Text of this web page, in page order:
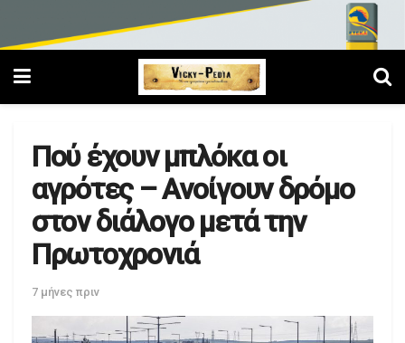
Πού έχουν μπλόκα οι
αγρότες – Ανοίγουν δρόμο
στον διάλογο μετά την
Πρωτοχρονιά
7 μήνες πριν